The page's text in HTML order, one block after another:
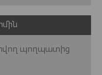
պողպատից